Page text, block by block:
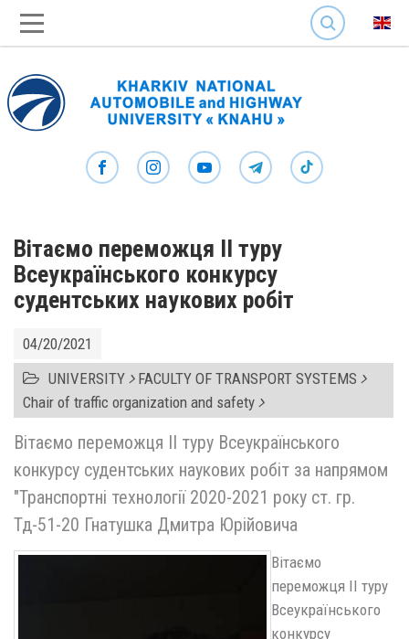
SEARCH
Вітаємо переможця II туру
Всеукраїнського конкурсу
судентських наукових робіт
04/20/2021
UNIVERSITY FACULTY OF TRANSPORT SYSTEMS
Chair of traffic organization and safety
Вітаємо переможця II туру Всеукраїнського
конкурсу судентських наукових робіт за напрямом
"Транспортні технології 2020-2021 року ст. гр.
Тд-51-20 Гнатушка Дмитра Юрійовича
Вітаємо
переможця II туру
Всеукраїнського
конкурсу